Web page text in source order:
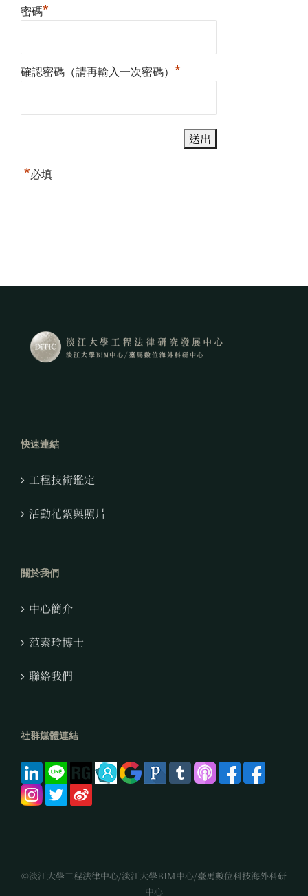
密碼*
確認密碼（請再輸入一次密碼） *
*必填
快速連結
工程技術鑑定
活動花絮與照片
關於我們
中心簡介
范素玲博士
聯絡我們
社群媒體連結
©淡江大學工程法律中心/淡江大學BIM中心/臺馬數位科技海外科研
中心